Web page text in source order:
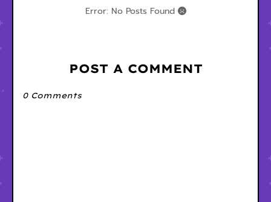
Error: No Posts Found
POST A COMMENT
0 Comments